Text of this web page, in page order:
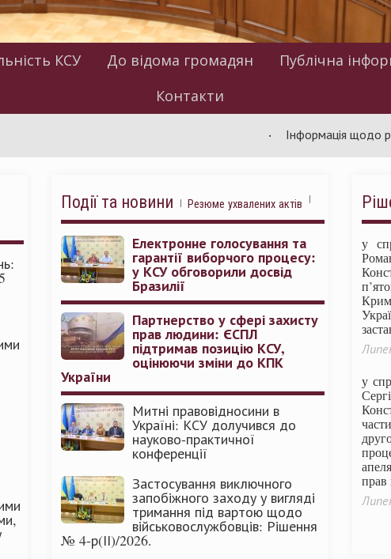
КСУ До відома громадян Публічна
Контакти
Інформація щодо роботи
Події та новини Резюме ухвалених актів
Електронне голосування та
гарантії виборчого процесу:
у КСУ обговорили досвід
Бразилії
Партнерство у сфері захисту
прав людини: ЄСПЛ
підтримав позицію КСУ,
оцінюючи зміни до КПК
України
Митні правовідносини в
Україні: КСУ долучився до
науково-практичної
конференції
Застосування виключного
запобіжного заходу у вигляді
тримання під вартою щодо
військовослужбовців: Рішення
№ 4-р(ІІ)/2026.
у
у
прав